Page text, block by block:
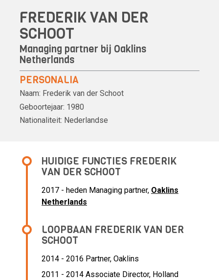
FREDERIK VAN DER
SCHOOT
Managing partner bij Oaklins
Netherlands
PERSONALIA
Naam: Frederik van der Schoot
Geboortejaar: 1980
Nationaliteit: Nederlandse
HUIDIGE FUNCTIES FREDERIK
VAN DER SCHOOT
2017 - heden Managing partner, Oaklins
Netherlands
LOOPBAAN FREDERIK VAN DER
SCHOOT
2014 - 2016 Partner, Oaklins
2011 - 2014 Associate Director, Holland